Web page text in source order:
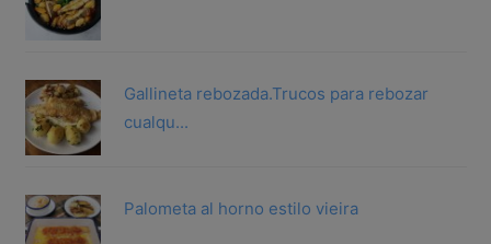
Gallineta rebozada.Trucos para rebozar
cualqu...
Palometa al horno estilo vieira